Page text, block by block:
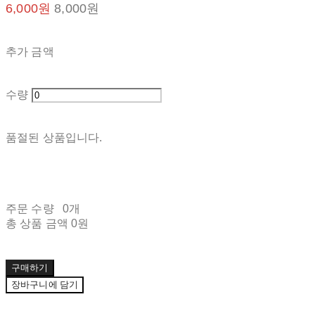
6,000원8,000원
추가 금액
수량
품절된 상품입니다.
주문 수량
0개
총 상품 금액 0원
구매하기
장바구니에 담기